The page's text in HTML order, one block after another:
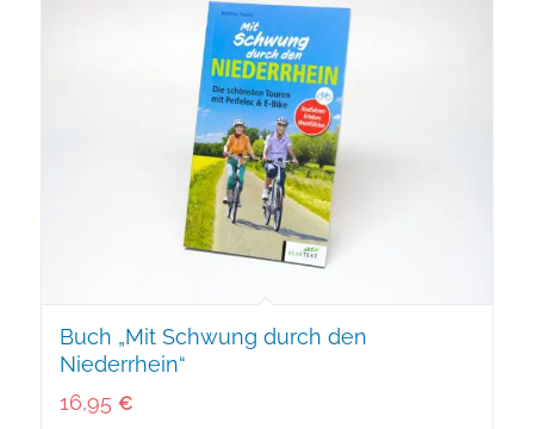
Buch „Mit Schwung durch den
Niederrhein“
16,95 €